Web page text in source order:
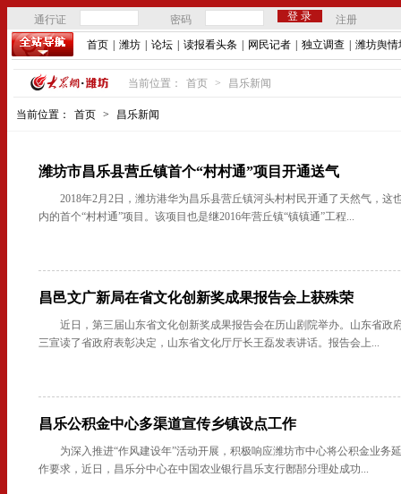
通行证 密码
注册
首页
潍坊 论坛 读报看头条 网民记者 独立调查 潍坊舆情
当前位置： 首页 > 昌乐新闻
当前位置： 首页 > 昌乐新闻
潍坊市昌乐县营丘镇首个“村村通”项目开通送气
2018年2月2日，潍坊港华为昌乐县营丘镇河头村村民开通了天然气，这
内的首个“村村通”项目。该项目也是继2016年营丘镇“镇镇通”工程...
昌邑文广新局在省文化创新奖成果报告会上获殊荣
近日，第三届山东省文化创新奖成果报告会在历山剧院举办。山东省政
三宣读了省政府表彰决定，山东省文化厅厅长王磊发表讲话。报告会上...
昌乐公积金中心多渠道宣传乡镇设点工作
为深入推进“作风建设年”活动开展，积极响应潍坊市中心将公积金业务
作要求，近日，昌乐分中心在中国农业银行昌乐支行鄌郚分理处成功...